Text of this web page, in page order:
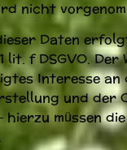
nicht
Daten
lit. f DSGVO.
Interesse
und der
hierzu müssen